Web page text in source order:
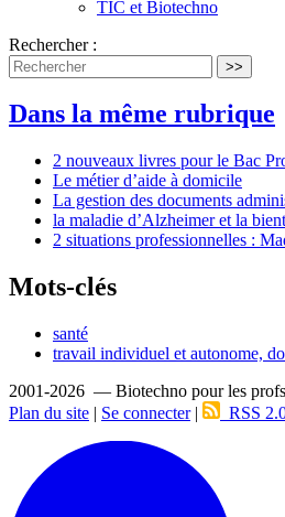
TIC et Biotechno
Rechercher :
>>
Dans la même rubrique
2 nouveaux livres pour le Bac
Le métier d’aide à domicile
La gestion des documents
la maladie d’Alzheimer et la
2 situations professionnelles :
Mots-clés
santé
travail individuel et autonome,
2001-2026 — Biotechno pour les profs
Plan du site | Se connecter| RSS